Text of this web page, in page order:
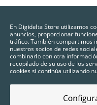
En Digidelta Store utilizamos
anuncios, proporcionar
tráfico. También compartimos
nuestros socios de redes
combinarlo con otra
recopilado de su uso de los
cookies si continúa utilizando